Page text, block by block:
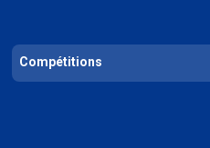
Compétitions